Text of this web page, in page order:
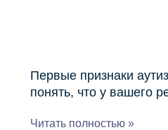
Первые признаки
понять, что у вашего
Читать полностью »